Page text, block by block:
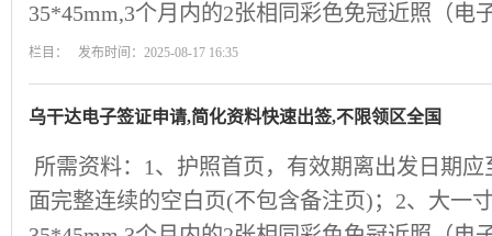
35*45mm,3个月内的2张相同彩色免冠近照（电
栏目： 发布时间：2025-08-17 16:35
乌干达电子签证申请,简化资料快速出签,不限领区全国
所需资料：1、护照首页，有效期离出发日期
面完整连续的空白页(不包含备注页)；2、大一